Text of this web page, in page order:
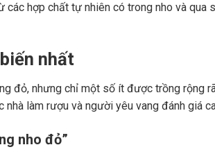
hợp chất tự nhiên có trong nho và qua
nhất
đỏ, nhưng chỉ một số ít được trồng rộng
làm rượu và người yêu vang đánh giá
nho đỏ”